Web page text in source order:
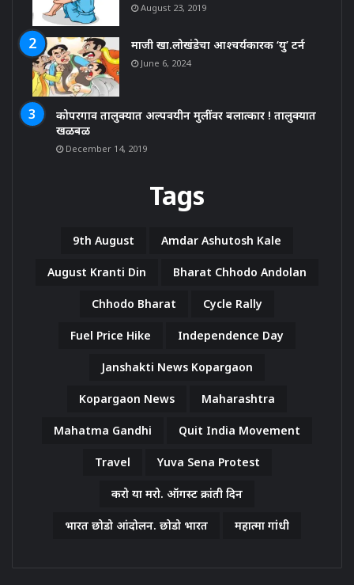
August 23, 2019
माजी खा.लोखंडेचा आश्चर्यकारक ‘यु’ टर्न
June 6, 2024
कोपरगाव तालुक्यात अल्पवयीन मुलींवर बलात्कार ! तालुक्यात
खळबळ
December 14, 2019
Tags
9th August Amdar Ashutosh Kale
August Kranti Din Bharat Chhodo Andolan
Chhodo Bharat Cycle Rally
Fuel Price Hike Independence Day
Janshakti News Kopargaon
Kopargaon News Maharashtra
Mahatma Gandhi Quit India Movement
Travel Yuva Sena Protest
करो या मरो. ऑगस्ट क्रांती दिन
भारत छोडो आंदोलन. छोडो भारत महात्मा गांधी